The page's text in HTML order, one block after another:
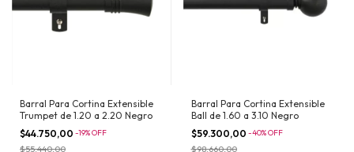
Barral Para Cortina Extensible
Trumpet de 1.20 a 2.20 Negro
$44.750,00 -19%OFF
$55.440,00
Barral Para Cortina Extensible
Ball de 1.60 a 3.10 Negro
$59.300,00 -40%OFF
$98.660,00